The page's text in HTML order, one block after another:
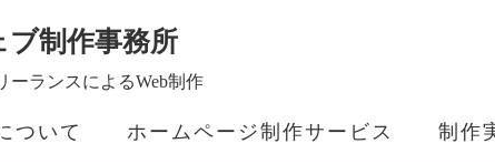
制作事務所
ーランスによるWeb制作
ついて ホームページ制作サービス 制作